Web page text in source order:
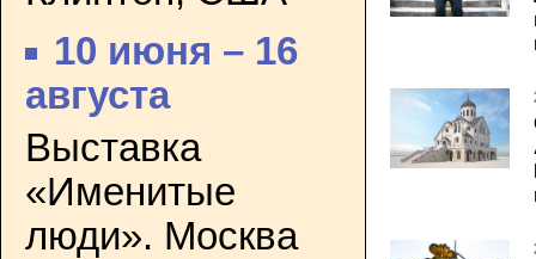
10 июня – 16
августа
Выставка
«Именитые
люди». Москва